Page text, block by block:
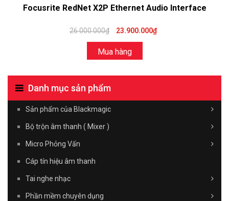
Focusrite RedNet X2P Ethernet Audio Interface
26.000.000₫ 23.900.000₫
Mua hàng
Danh mục sản phẩm
Sản phẩm của Blackmagic
Bộ trộn âm thanh ( Mixer )
Micro Phỏng Vấn
Cáp tín hiệu âm thanh
Tai nghe nhạc
Phần mềm chuyên dụng